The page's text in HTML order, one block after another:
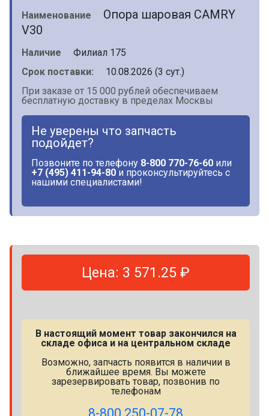
Наименование
Опора шаровая CAMRY
V30
Наличие
Филиал 175
Срок поставки:
10.08.2026 (3 сут.)
При заказе от 15 000 рублей обеспечиваем
бесплатную доставку в пределах Москвы
Не уверены что запчасть
подойдет?
Позвоните по телефону 8-800 770-76-60 или
+7 (495) 411-94-80 и проконсультируйтесь с
нашими специалистами!
Цена: 3 571.25 ₽
В настоящий момент товар закончился на
складе офиса и на центральном складе
Возможно, запчасть появится в наличии в
ближайшее время. Вы можете
зарезервировать товар, позвонив по
телефонам